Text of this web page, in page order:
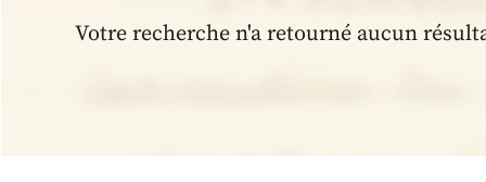
Votre recherche n'a retourné aucun